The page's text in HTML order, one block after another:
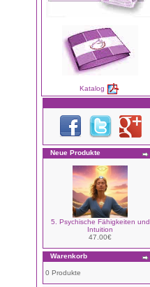
Katalog
Neue Produkte
5. Psychische Fähigkeiten und
Intuition
47.00€
Warenkorb
0 Produkte